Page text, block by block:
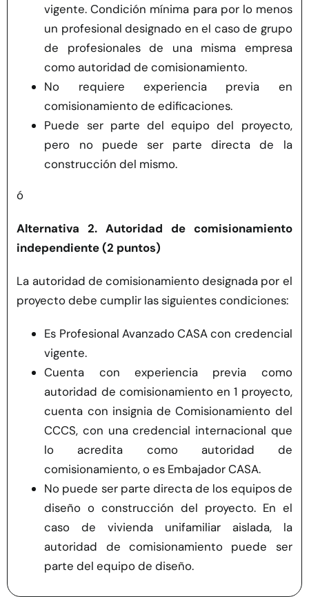
vigente. Condición mínima para por lo menos
un profesional designado en el caso de grupo
de profesionales de una misma empresa
como autoridad de comisionamiento.
No requiere experiencia previa en
comisionamiento de edificaciones.
Puede ser parte del equipo del proyecto,
pero no puede ser parte directa de la
construcción del mismo.
ó
Alternativa 2. Autoridad de comisionamiento
independiente (2 puntos)
La autoridad de comisionamiento designada por el
proyecto debe cumplir las siguientes condiciones:
Es Profesional Avanzado CASA con credencial
vigente.
Cuenta con experiencia previa como
autoridad de comisionamiento en 1 proyecto,
cuenta con insignia de Comisionamiento del
CCCS, con una credencial internacional que
lo acredita como autoridad de
comisionamiento, o es Embajador CASA.
No puede ser parte directa de los equipos de
diseño o construcción del proyecto. En el
caso de vivienda unifamiliar aislada, la
autoridad de comisionamiento puede ser
parte del equipo de diseño.